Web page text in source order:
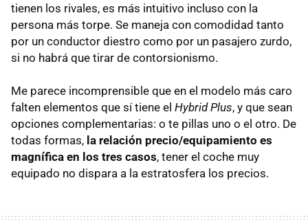
tienen los rivales, es más intuitivo incluso con la
persona más torpe. Se maneja con comodidad tanto
por un conductor diestro como por un pasajero zurdo,
si no habrá que tirar de contorsionismo.
Me parece incomprensible que en el modelo más caro
falten elementos que sí tiene el Hybrid Plus, y que sean
opciones complementarias: o te pillas uno o el otro. De
todas formas, la relación precio/equipamiento es
magnífica en los tres casos, tener el coche muy
equipado no dispara a la estratosfera los precios.